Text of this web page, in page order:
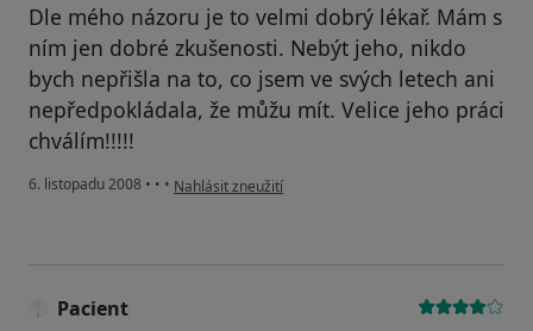
Dle mého názoru je to velmi dobrý lékař. Mám s
ním jen dobré zkušenosti. Nebýt jeho, nikdo
bych nepřišla na to, co jsem ve svých letech ani
nepředpokládala, že můžu mít. Velice jeho práci
chválím!!!!!
6. listopadu 2008 • • • podle názoru uživatele častý pacient
Nahlásit zneužití
Pacient